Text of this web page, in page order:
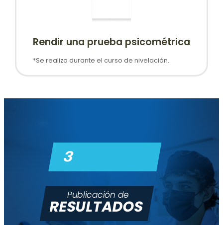
Rendir una prueba psicométrica
*Se realiza durante el curso de nivelación.
3
Publicación de
RESULTADOS